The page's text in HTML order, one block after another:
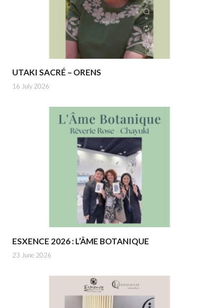
UTAKI SACRÉ – ORENS
16 July 2026
ESXENCE 2026 : L’ÂME BOTANIQUE
23 June 2026